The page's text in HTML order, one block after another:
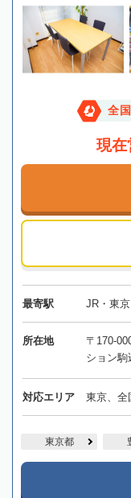
全
現在
最寄駅 JR・東
所在地
〒170-
ション駒
対応エリア 東京、全
東京都